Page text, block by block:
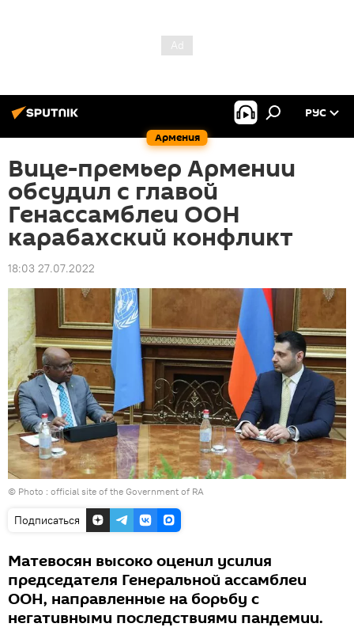
Армения
РУС
Вице-премьер Армении
обсудил с главой
Генассамблеи ООН
карабахский конфликт
18:03 27.07.2022
© Photo : official site of the Government of RA
Подписаться
Матевосян высоко оценил усилия
председателя Генеральной ассамблеи
ООН, направленные на борьбу с
негативными последствиями пандемии.